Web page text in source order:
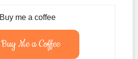
Buy me a coffee
Buy Me a Coffee